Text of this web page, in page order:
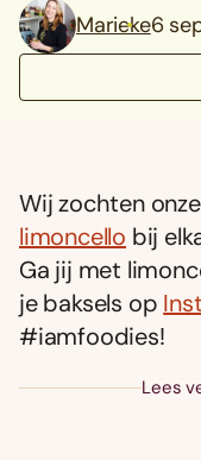
Marieke6
Wij zochten
limoncello bij
Ga jij met
je baksels op
#iamfoodies!
Lees